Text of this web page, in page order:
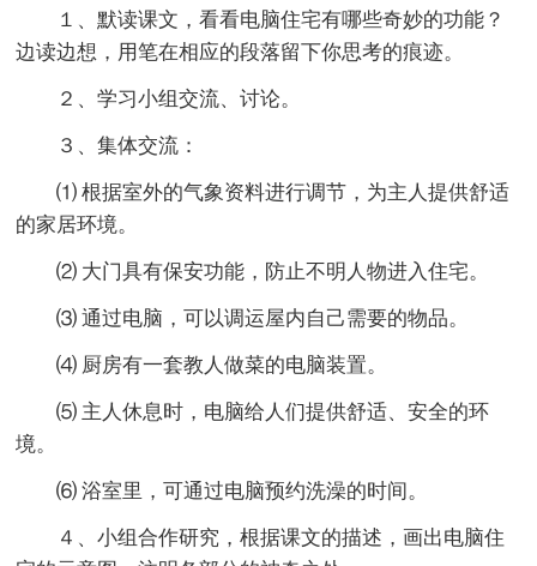
１、默读课文，看看电脑住宅有哪些奇妙的功能？
边读边想，用笔在相应的段落留下你思考的痕迹。
２、学习小组交流、讨论。
３、集体交流：
⑴ 根据室外的气象资料进行调节，为主人提供舒适
的家居环境。
⑵ 大门具有保安功能，防止不明人物进入住宅。
⑶ 通过电脑，可以调运屋内自己需要的物品。
⑷ 厨房有一套教人做菜的电脑装置。
⑸ 主人休息时，电脑给人们提供舒适、安全的环
境。
⑹ 浴室里，可通过电脑预约洗澡的时间。
４、小组合作研究，根据课文的描述，画出电脑住